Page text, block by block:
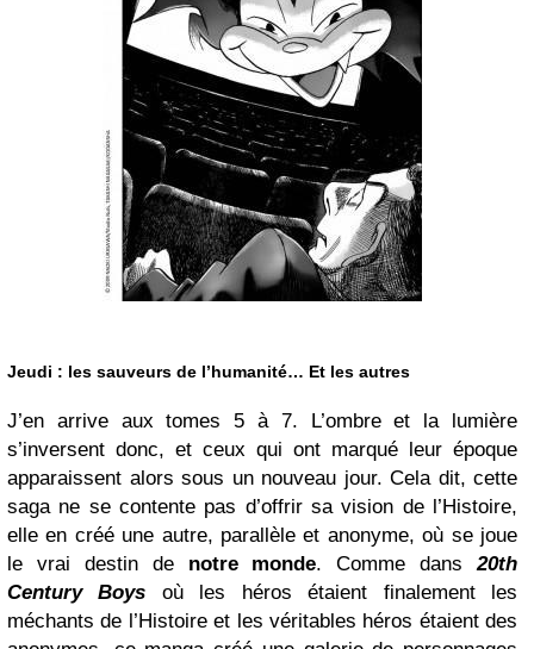
Jeudi : les sauveurs de l’humanité… Et les autres
J’en arrive aux tomes 5 à 7. L’ombre et la lumière
s’inversent donc, et ceux qui ont marqué leur époque
apparaissent alors sous un nouveau jour. Cela dit, cette
saga ne se contente pas d’offrir sa vision de l’Histoire,
elle en créé une autre, parallèle et anonyme, où se joue
le vrai destin de notre monde. Comme dans 20th
Century Boys où les héros étaient finalement les
méchants de l’Histoire et les véritables héros étaient des